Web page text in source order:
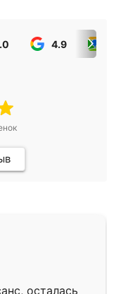
4.9
осталась